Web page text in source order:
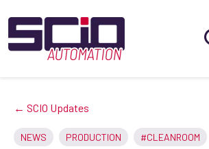
← SCIO Updates
NEWS PRODUCTION #CLEANROOM